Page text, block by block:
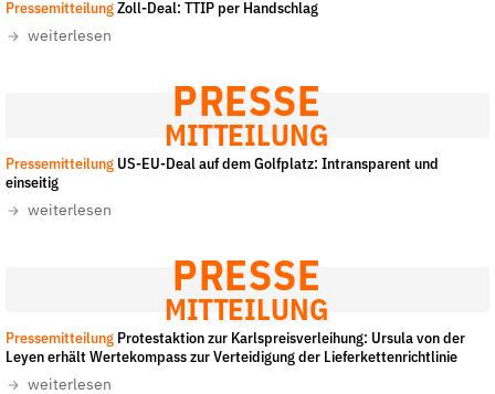
Fördermitglied werden
Bußgelder und Geldauflagen
Projektspende
Testamentsspende
Appelle unterzeichnen
Kontakt
Impressum
Pressemitteilung Zoll-Deal: TTIP per Handschlag
weiterlesen
PRESSE
MITTEILUNG
Pressemitteilung US-EU-Deal auf dem Golfplatz: Intransparent und
einseitig
weiterlesen
PRESSE
MITTEILUNG
Pressemitteilung Protestaktion zur Karlspreisverleihung: Ursula von der
Leyen erhält Wertekompass zur Verteidigung der Lieferkettenrichtlinie
weiterlesen